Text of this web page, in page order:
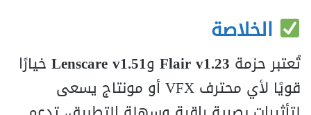
الخلاصة
تُعتبر حزمة Flair v1.23 وLenscare v1.51 خيارًا
قويًا لأي محترف VFX أو مونتاج يسعى